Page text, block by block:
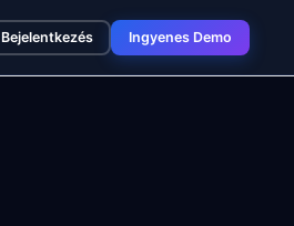
Bejelentkezés Ingyenes Demo